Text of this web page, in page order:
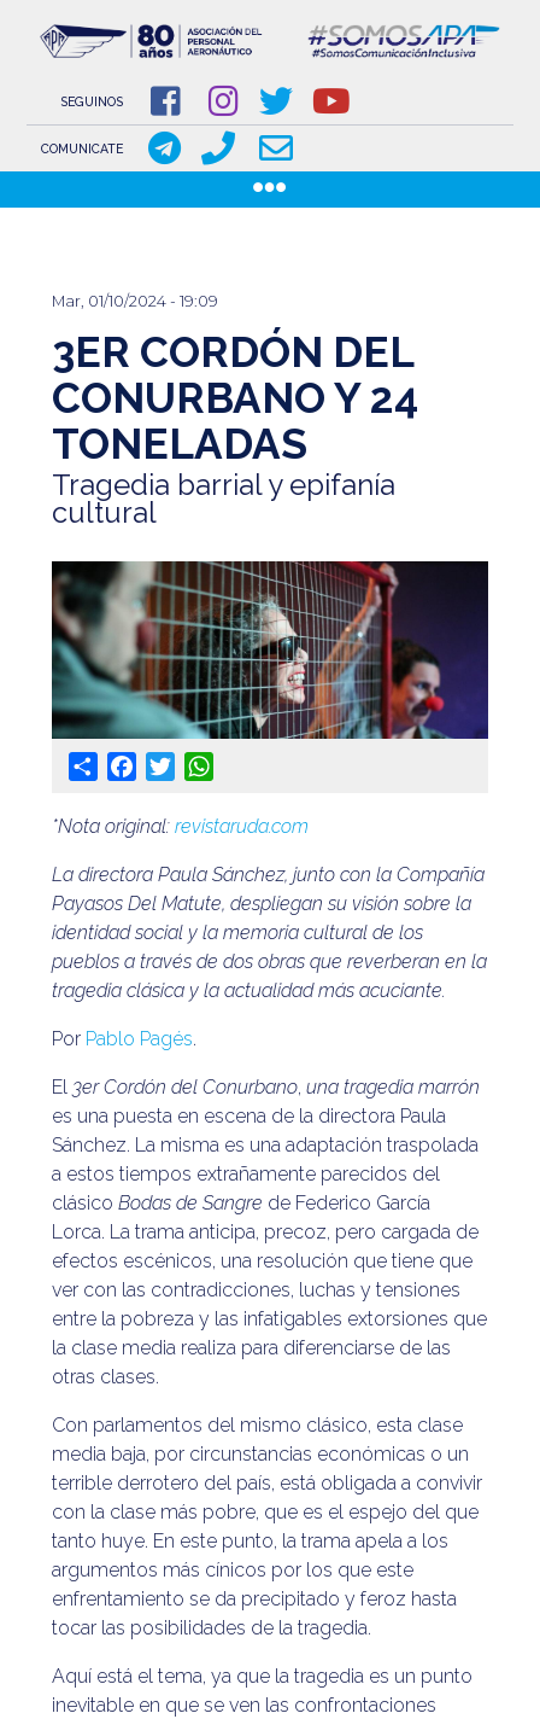
principal
SEGUINOS
COMUNICATE
Mar, 01/10/2024 - 19:09
3ER CORDÓN DEL
CONURBANO Y 24
TONELADAS
Tragedia barrial y epifanía
cultural
Share Facebook
Twitter
*Nota original:revistaruda.com
La directora Paula Sánchez, junto con la Compañía
Payasos Del Matute, despliegan su visión sobre la
identidad social y la memoria cultural de los
pueblos a través de dos obras que reverberan en la
tragedia clásica y la actualidad más acuciante.
Por Pablo Pagés.
El 3er Cordón del Conurbano,una tragedia marrón
es una puesta en escena de la directora Paula
Sánchez. La misma es una adaptación traspolada
a estos tiempos extrañamente parecidos del
clásicoBodas de Sangre de Federico García
Lorca. La trama anticipa, precoz, pero cargada de
efectos escénicos, una resolución que tiene que
ver con las contradicciones, luchas y tensiones
entre la pobreza y las infatigables extorsiones que
la clase media realiza para diferenciarse de las
otras clases.
Con parlamentos del mismo clásico, esta clase
media baja, por circunstancias económicas o un
terrible derrotero del país, está obligada a convivir
con la clase más pobre, que es el espejo del que
tanto huye. En este punto, la trama apela a los
argumentos más cínicos por los que este
enfrentamiento se da precipitado y feroz hasta
tocar las posibilidades de la tragedia.
Aquí está el tema, ya que la tragedia es un punto
inevitable en que se ven las confrontaciones
NOVEDADES
NOTICIAS
COMUNICACIONES
COMUNICACIONES DE LOS GREMIOS AERONÁUTICOS
INSTITUCIONAL
SOBRE APA
COMISIÓN DIRECTIVA
www.aeronauticosapa.org.ar
Apa Aeronauticos
t.me/canal_APA
@apaeronauticos
(011) 4823 0294
@apa_oficial
info@apaeronauticos.org.ar
OTRAS SECCIONES